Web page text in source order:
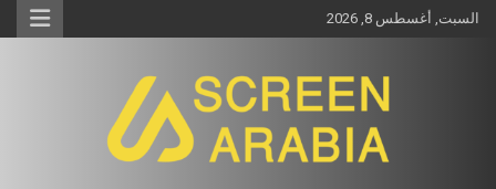
السبت, أغسطس 8, 2026